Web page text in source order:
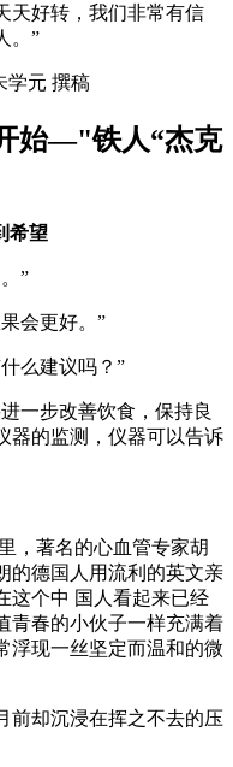
天好转，我们非常有信
。”
学元 撰稿
始—"铁人“杰克
希望
”
会更好。”
么建议吗？”
一步改善饮食，保持良
器的监测，仪器可以告诉
，著名的心血管专家胡
的德国人用流利的英文亲
这个中 国人看起来已经
青春的小伙子一样充满着
浮现一丝坚定而温和的微
前却沉浸在挥之不去的压